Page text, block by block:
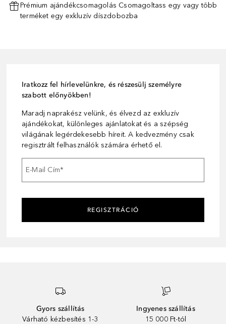
Prémium ajándékcsomagolás Csomagoltass egy vagy több
terméket egy exkluzív díszdobozba
Iratkozz fel hírlevelünkre, és részesülj személyre
szabott előnyökben!
Maradj naprakész velünk, és élvezd az exkluzív
ajándékokat, különleges ajánlatokat és a szépség
világának legérdekesebb híreit. A kedvezmény csak
regisztrált felhasználók számára érhető el.
E-Mail Cím*
REGISZTRÁCIÓ
Gyors szállítás
Várható kézbesítés 1-3
Ingyenes szállítás
15 000 Ft-tól